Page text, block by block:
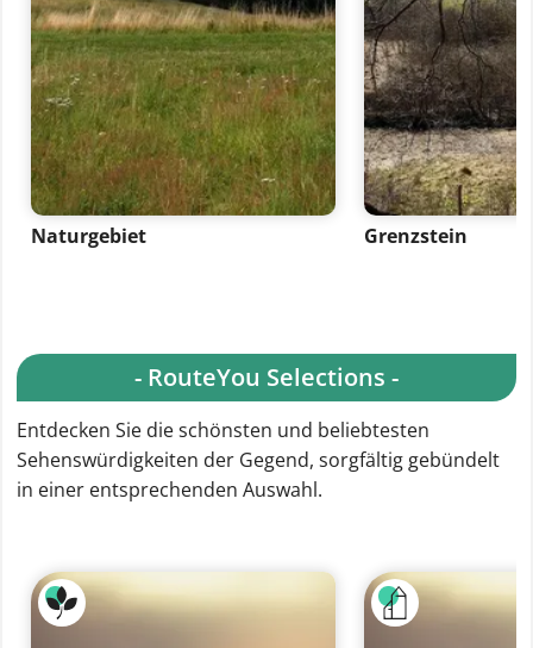
Naturgebiet Grenzstein
- RouteYou Selections -
Entdecken Sie die schönsten und beliebtesten
Sehenswürdigkeiten der Gegend, sorgfältig gebündelt
in einer entsprechenden Auswahl.